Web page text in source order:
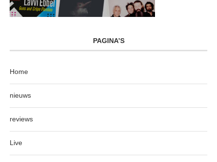
PAGINA’S
Home
nieuws
reviews
Live